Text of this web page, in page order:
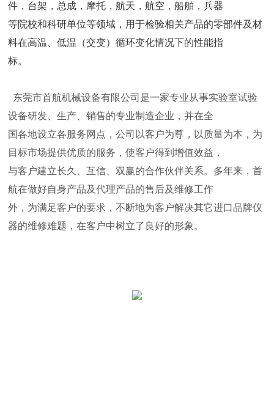
件，台架，总成，摩托，航天，航空，船舶，兵器
等院校和科研单位等领域，用于检验相关产品的零部件及材
料在高温、低温（交变）循环变化情况下的性能指
标。
东莞市首航机械设备有限公司是一家专业从事实验室试验
设备研发、生产、销售的专业制造企业，并在全
国各地设立各服务网点 ，公司 以客户为尊，以质量为本，为
目标市场提供优质的服务，使客户得到增值效益，
与客户建立长久、互信、双赢的合作伙伴关系。 多年来，首
航在做好自身产品及代理产品的售后及维修工作
外，为满足客户的要求，不断地为客户解决其它进口品牌仪
器的维修难题，在客户中树立了良好的形象。